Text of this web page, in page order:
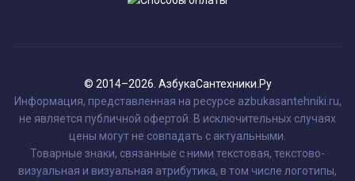
© 2014–2026. АзбукаСантехники.Ру
Информация, представленная на ресурсе azbukasantehniki.ru,
не является публичной офертой. В исключительных случаях
цены могут не совпадать с актуальными.
Товарные знаки, связанные с ними текстовая, текстово-
визуальная и визуальная атрибутика, в том числе логотипы,